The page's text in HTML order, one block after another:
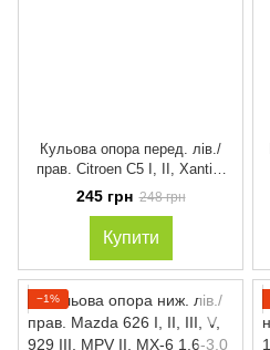
Кульова опора перед. лів./
прав. Citroen C5 I, II, Xantia,
XM Peugoeot 405 I, II, 406,
605, 607 1.4-2.7Hdi
245 грн 248 грн
Купити
−1%